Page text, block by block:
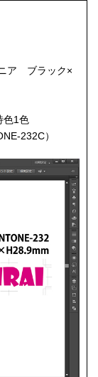
ア ブラック×
色1色
232C）